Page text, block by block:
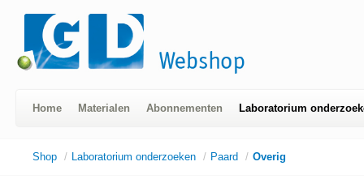
Home Materialen Abonnementen Laboratorium
Shop / Laboratorium onderzoeken / Paard / Overig